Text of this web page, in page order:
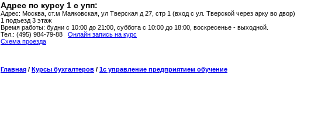
Адрес по курсу 1 с упп:
Адрес: Москва, ст.м Маяковская, ул Тверская д 27, стр 1 (вход с ул. Тверской через арку во двор)
1 подъезд 3 этаж
Время работы: будни с 10:00 до 21:00, суббота с 10:00 до 18:00, воскресенье - выходной.
Тел.: (495) 984-79-88 Онлайн запись на курс
Схема проезда
Главная / Курсы бухгалтеров / 1с управление предприятием обучение